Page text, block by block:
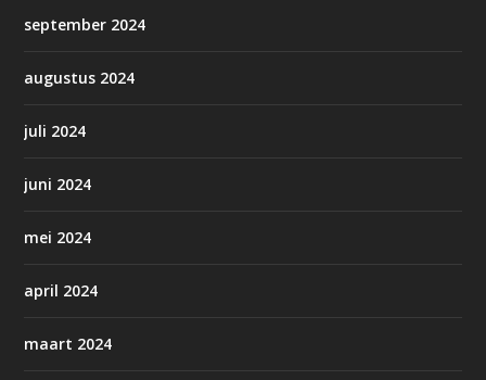
september 2024
augustus 2024
juli 2024
juni 2024
mei 2024
april 2024
maart 2024